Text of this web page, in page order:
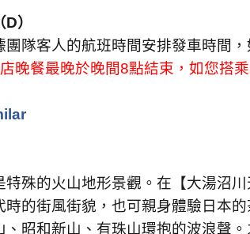
（D）
隊客人的航班時間安排發車時間
店晚餐最晚於晚間8點結束，如您搭
殊的火山地形景觀。在【大湯沼
的街風街貌，也可親身體驗日本
昭和新山、有珠山環抱的波浪聲